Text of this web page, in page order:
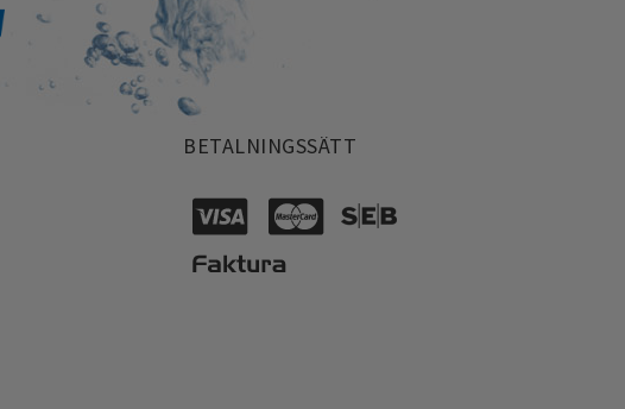
BETALNINGSSÄTT